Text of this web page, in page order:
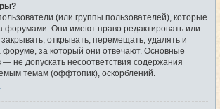
(или группы пользователей), которые
форумами. Они имеют право редактировать или
открывать, перемещать, удалять и
за который они отвечают. Основные
не допускать несоответствия содержания
темам (оффтопик), оскорблений.